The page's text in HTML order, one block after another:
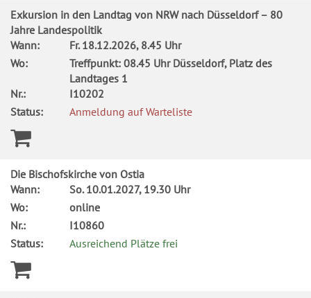
Exkursion in den Landtag von NRW nach Düsseldorf – 80
Jahre Landespolitik
Wann:
Fr.18.12.2026, 8.45 Uhr
Wo:
Treffpunkt: 08.45 Uhr Düsseldorf, Platz des
Landtages 1
Nr.:
I10202
Status:
Anmeldung auf Warteliste
Die Bischofskirche von Ostia
Wann:
So.10.01.2027, 19.30 Uhr
Wo:
online
Nr.:
I10860
Status:
Ausreichend Plätze frei